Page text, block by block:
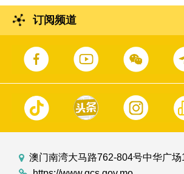
订阅频道
澳门南湾大马路762-804号中华广场